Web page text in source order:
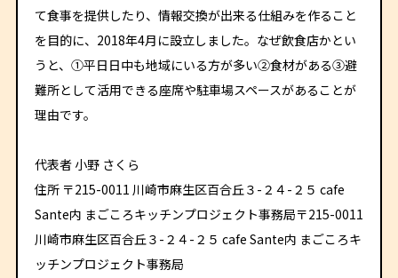
て食事を提供したり、情報交換が出来る仕組みを作ること
を目的に、2018年4月に設立しました。なぜ飲食店かとい
うと、①平日日中も地域にいる方が多い②食材がある③避
難所として活用できる座席や駐車場スペースがあることが
理由です。
代表者 小野 さくら
住所 〒215-0011 川崎市麻生区百合丘３-２４-２５ cafe
Sante内 まごころキッチンプロジェクト事務局〒215-0011
川崎市麻生区百合丘３-２４-２５ cafe Sante内 まごころキ
ッチンプロジェクト事務局